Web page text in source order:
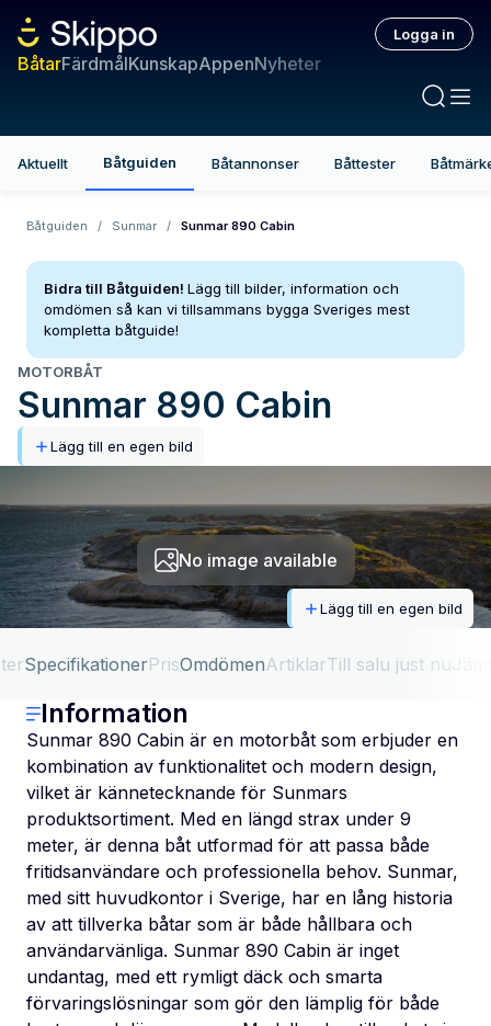
BåtarFärdmålKunskapAppenNyheter
Logga in
Aktuellt Båtguiden Båtannonser Båttester
Båtguiden / Sunmar / Sunmar 890 Cabin
Bidra till Båtguiden! Lägg till bilder, information och
omdömen så kan vi tillsammans bygga Sveriges mest
kompletta båtguide!
MOTORBÅT
Sunmar 890 Cabin
Lägg till en egen bild
No image available
Lägg till en egen bild
SpecifikationerPrisOmdömenArtiklarTill salu just nu
Information
Sunmar 890 Cabin är en motorbåt som erbjuder en
kombination av funktionalitet och modern design,
vilket är kännetecknande för Sunmars
produktsortiment. Med en längd strax under 9
meter, är denna båt utformad för att passa både
fritidsanvändare och professionella behov. Sunmar,
med sitt huvudkontor i Sverige, har en lång historia
av att tillverka båtar som är både hållbara och
användarvänliga. Sunmar 890 Cabin är inget
undantag, med ett rymligt däck och smarta
förvaringslösningar som gör den lämplig för både